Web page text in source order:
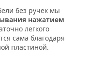
без ручек мы
нажатием
легкого
сама благодаря
пластиной.